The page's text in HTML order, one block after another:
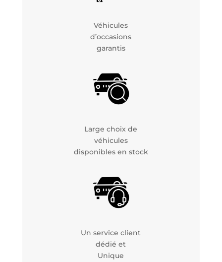
Véhicules
d’occasions
garantis
Large choix de
véhicules
disponibles en stock
Un service client
dédié et
Unique